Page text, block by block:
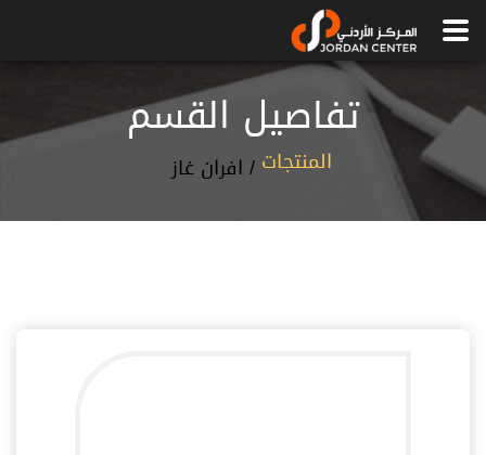
تفاصيل القسم
المنتجات / افران غاز